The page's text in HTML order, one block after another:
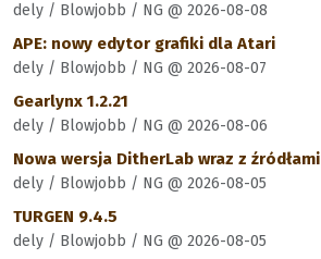
dely / Blowjobb / NG @ 2026-08-08
APE: nowy edytor grafiki dla Atari
dely / Blowjobb / NG @ 2026-08-07
Gearlynx 1.2.21
dely / Blowjobb / NG @ 2026-08-06
Nowa wersja DitherLab wraz z źródłami
dely / Blowjobb / NG @ 2026-08-05
TURGEN 9.4.5
dely / Blowjobb / NG @ 2026-08-05